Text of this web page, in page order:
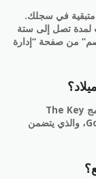
أي منتجات متبقية في سجلك.
لمدة تصل إلى ستة
من صفحة “إدارة
نعم، يحصل حاملو البطاقات الذين ينضمون إلى برنامج The Key
Rewards على إمكانية الوصول إلى Gold Rewards، والذي يتضمن